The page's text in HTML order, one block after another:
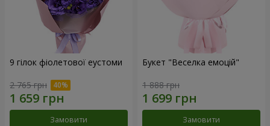
9 гілок фіолетової еустоми
2 765 грн
Замовити
Букет "Веселка емоцій"
1 888 грн
Замовити